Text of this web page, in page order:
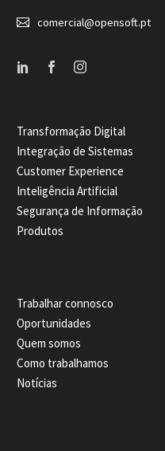

 comercial@opensoft.pt
Transformação Digital
Integração de Sistemas
Customer Experience
Inteligência Artificial
Segurança de Informação
Produtos
Trabalhar connosco
Oportunidades
Quem somos
Como trabalhamos
Notícias